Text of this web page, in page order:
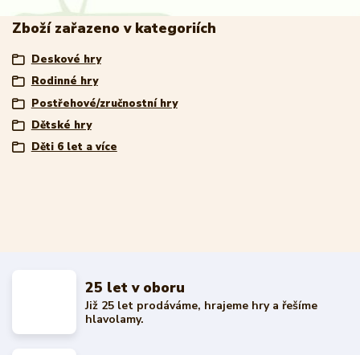
Zboží zařazeno v kategoriích
Deskové hry
Rodinné hry
Postřehové/zručnostní hry
Dětské hry
Děti 6 let a více
25 let v oboru
Již 25 let prodáváme, hrajeme hry a řešíme
hlavolamy.